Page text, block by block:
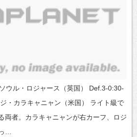
ウル・ロジャース（英国） Def.3-0:30-
・カラキャニャン（米国） ライト級で
両者。カラキャニャンが右カーフ、ロジ
…